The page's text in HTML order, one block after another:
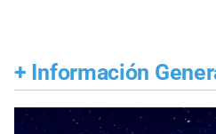
+ Información